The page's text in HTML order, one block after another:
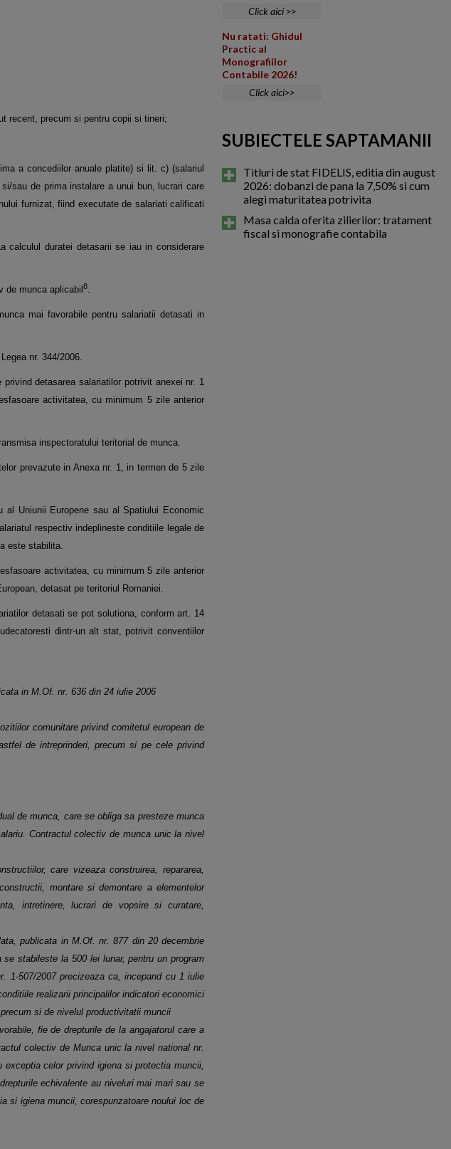
recent, precum si pentru copii si tineri;
a concediilor anuale platite) si lit. c) (salariul
sau de prima instalare a unui bun, lucrari care
furnizat,fiind executate de salariati calificati
calculul duratei detasarii se iau in considerare
de munca aplicabil 8.
mai favorabile pentru salariatii detasati in
nr. 344/2006.
privind detasarea salariatilor potrivit anexei nr. 1
activitatea, cu minimum 5 zile anterior
inspectoratului teritorial de munca.
prevazute in Anexa nr. 1, in termen de 5 zile
al Uniunii Europene sau al Spatiului Economic
respectiv indeplineste conditiile legale de
este stabilita.
activitatea, cu minimum 5 zile anterior
detasat pe teritoriul Romaniei.
detasati se pot solutiona, conform art. 14
dintr-un alt stat, potrivitconventiilor
in M.Of. nr. 636 din 24 iulie 2006
comunitare privind comitetul european de
de intreprinderi, precum si pe cele privind
de munca, care se obliga sa presteze munca
Contractulcolectiv de munca unic la nivel
care vizeaza construirea, repararea,
montare si demontare a elementelor
intretinere, lucrari de vopsire si curatare,
publicata in M.Of. nr. 877 din 20 decembrie
se stabileste la 500 lei lunar, pentru unprogram
1-507/2007 precizeaza ca, incepand cu 1 iulie
realizarii principalilor indicatori economici
si de nivelul productivitatii muncii
fie de drepturile de la angajatorul care a
colectiv de Munca unic lanivel national nr.
celor privind igiena si protectia muncii,
echivalente au niveluri mai mari sau se
si igiena muncii, corespunzatoare noului loc de
Click aici >>
Nu ratati: Ghidul
Practic al
Monografiilor
Contabile 2026!
Click aici>>
SUBIECTELE SAPTAMANII
Titluri de stat FIDELIS, editia din august
2026: dobanzi de pana la 7,50% si cum
alegi maturitatea potrivita
Masa calda oferita zilierilor: tratament
fiscal si monografie contabila